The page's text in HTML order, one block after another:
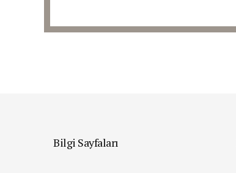
Bilgi Sayfaları